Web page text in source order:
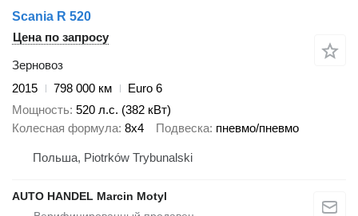
Scania R 520
Цена по запросу
Зерновоз
2015
798 000 км
Euro 6
Мощность 520 л.с. (382 кВт)
Колесная формула 8x4 Подвеска пневмо/пневмо
Польша, Piotrków Trybunalski
AUTO HANDEL Marcin Motyl